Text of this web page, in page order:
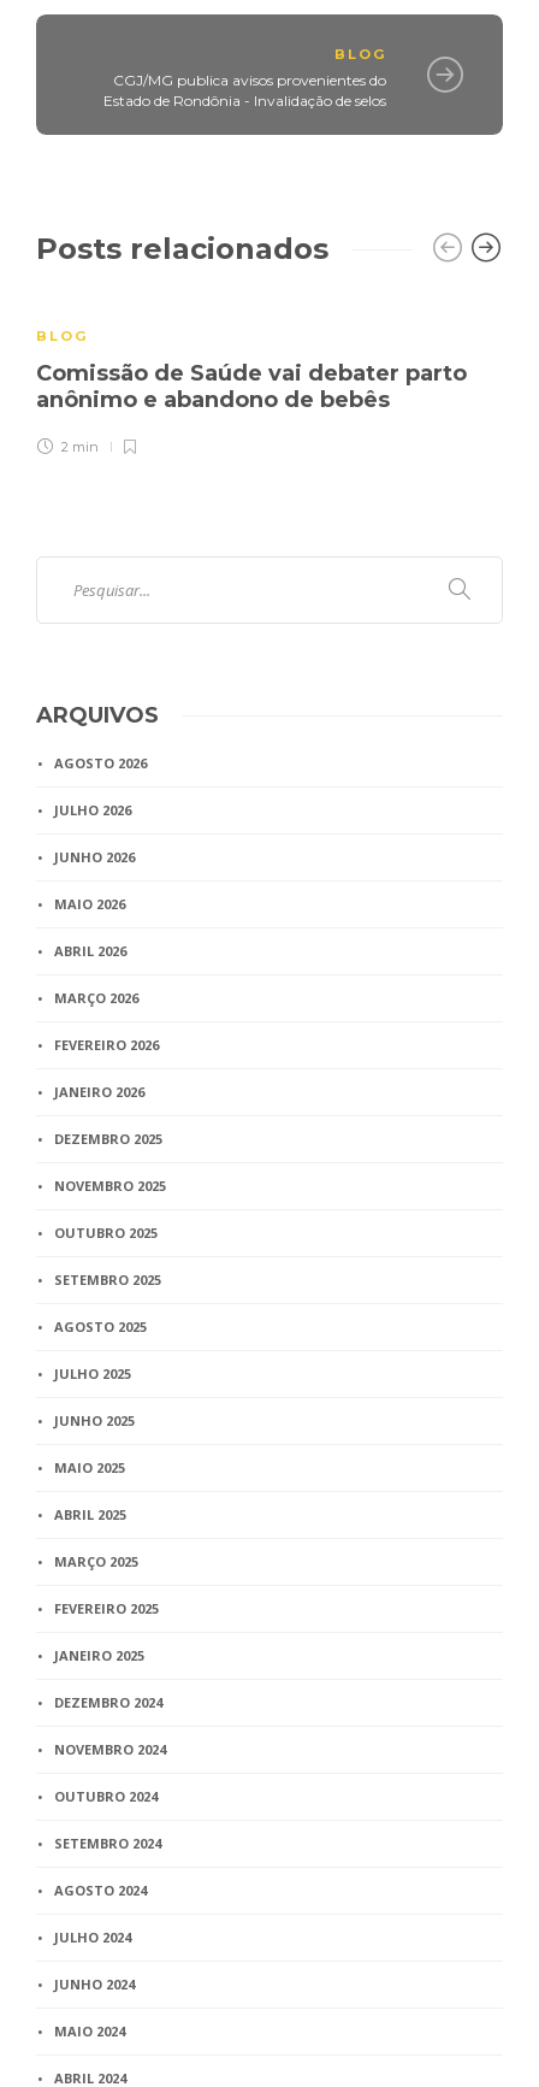
BLOG
CGJ/MG publica avisos provenientes do
Estado de Rondônia - Invalidação de selos
Posts relacionados
BLOG
Comissão de Saúde vai debater parto
anônimo e abandono de bebês
2 min
ARQUIVOS
AGOSTO 2026
JULHO 2026
JUNHO 2026
MAIO 2026
ABRIL 2026
MARÇO 2026
FEVEREIRO 2026
JANEIRO 2026
DEZEMBRO 2025
NOVEMBRO 2025
OUTUBRO 2025
SETEMBRO 2025
AGOSTO 2025
JULHO 2025
JUNHO 2025
MAIO 2025
ABRIL 2025
MARÇO 2025
FEVEREIRO 2025
JANEIRO 2025
DEZEMBRO 2024
NOVEMBRO 2024
OUTUBRO 2024
SETEMBRO 2024
AGOSTO 2024
JULHO 2024
JUNHO 2024
MAIO 2024
ABRIL 2024